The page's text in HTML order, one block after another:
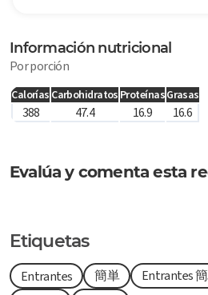
Información nutricional
Por porción
Calorías Carbohidratos ProteínasGrasas
388 47.4 16.9 16.6
Evalúa y comenta esta
Etiquetas
Entrantes 簡単 Entrantes